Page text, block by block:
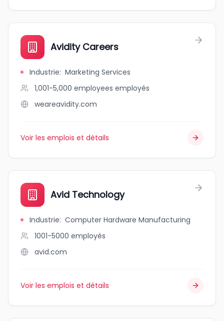
Avidity Careers
Industrie: Marketing Services
1,001-5,000 employees employés
weareavidity.com
Voir les emplois et détails
Avid Technology
Industrie: Computer Hardware Manufacturing
1001-5000 employés
avid.com
Voir les emplois et détails